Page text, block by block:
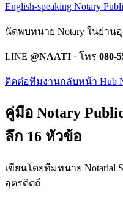
English-speaking Notary
นัดพบทนาย Notary ในย่าน
LINE @NAATI · โทร 080-
ติดต่อทีมงานกลับหน้า Hub
คู่มือ Notary
ลึก 16 หัวข้อ
เขียนโดยทีมทนาย Notarial
อุตรดิตถ์